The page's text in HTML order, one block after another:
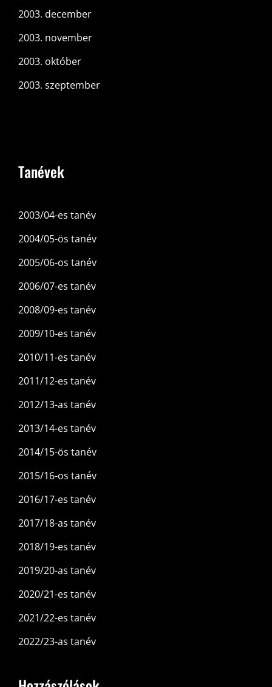
2003. december
2003. november
2003. október
2003. szeptember
Tanévek
2003/04-es tanév
2004/05-ös tanév
2005/06-os tanév
2006/07-es tanév
2008/09-es tanév
2009/10-es tanév
2010/11-es tanév
2011/12-es tanév
2012/13-as tanév
2013/14-es tanév
2014/15-ös tanév
2015/16-os tanév
2016/17-es tanév
2017/18-as tanév
2018/19-es tanév
2019/20-as tanév
2020/21-es tanév
2021/22-es tanév
2022/23-as tanév